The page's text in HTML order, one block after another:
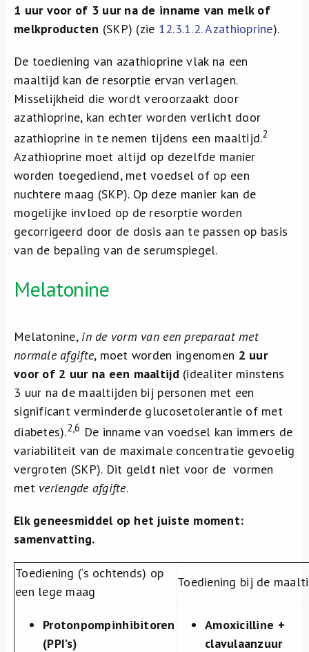
1 uur voor of 3 uur na de inname van melk of
melkproducten (SKP) (zie 12.3.1.2. Azathioprine).
De toediening van azathioprine vlak na een
maaltijd kan de resorptie ervan verlagen.
Misselijkheid die wordt veroorzaakt door
azathioprine, kan echter worden verlicht door
azathioprine in te nemen tijdens een maaltijd.2
Azathioprine moet altijd op dezelfde manier
worden toegediend, met voedsel of op een
nuchtere maag (SKP). Op deze manier kan de
mogelijke invloed op de resorptie worden
gecorrigeerd door de dosis aan te passen op basis
van de bepaling van de serumspiegel.
Melatonine
Melatonine, in de vorm van een preparaat met
normale afgifte, moet worden ingenomen 2 uur
voor of 2 uur na een maaltijd (idealiter minstens
3 uur na de maaltijden bij personen met een
significant verminderde glucosetolerantie of met
diabetes).2,6 De inname van voedsel kan immers de
variabiliteit van de maximale concentratie gevoelig
vergroten (SKP). Dit geldt niet voor de vormen
met verlengde afgifte.
Elk geneesmiddel op het juiste moment:
samenvatting.
Toediening (‘s ochtends) op
een lege maag
Toediening bij de
Protonpompinhibitoren
(PPI’s)
Amoxicilline +
clavulaanzuur